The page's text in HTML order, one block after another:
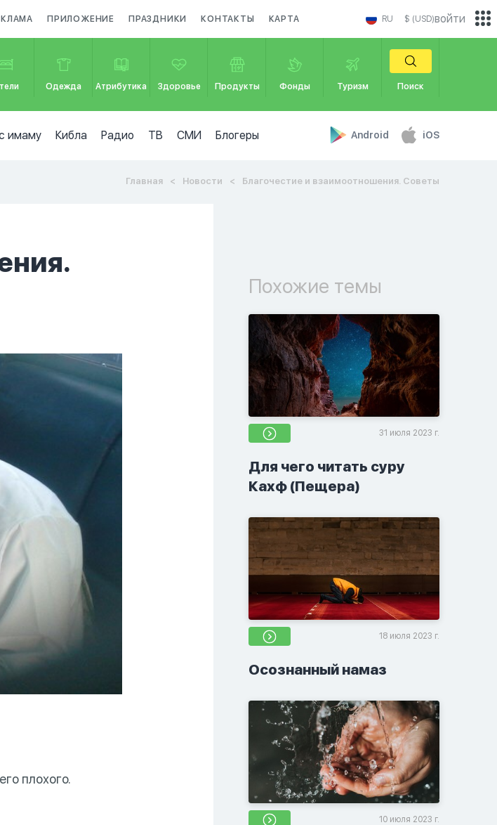
ПРИЛОЖЕНИЕ ПРАЗДНИКИ КОНТАКТЫ КАРТА RU $ (USD)
Одежда Атрибутика Здоровье Продукты Фонды Туризм Поиск
имаму Кибла Радио ТВ СМИ Блогеры Android iOS
войти
Главная Новости Благочестие и взаимоотношения. Советы
плохого.
Похожие темы
31 июля 2023 г.
Для чего читать суру
Кахф (Пещера)
18 июля 2023 г.
Осознанный намаз
10 июля 2023 г.